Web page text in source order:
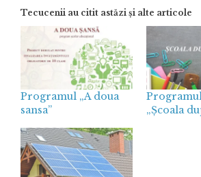
Tecucenii au citit astăzi și alte articole
Programul „A doua
sansa”
„Şcoala